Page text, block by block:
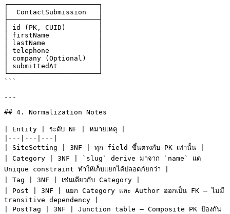
┌──────────────────────┐
│  ContactSubmission   │
├──────────────────────┤
│ id (PK, CUID)        │
│ firstName            │
│ lastName             │
│ telephone            │
│ company (Optional)   │
│ submittedAt          │
└──────────────────────┘
```
---
## 4. Normalization Notes
| Entity | ระดับ NF | หมายเหตุ |
|---|---|---|
| SiteSetting | 3NF | ทุก field ขึ้นตรงกับ PK เท่านั้น |
| Category | 3NF | `slug` derive มาจาก `name` แต่
Unique constraint ทำให้เก็บแยกได้ปลอดภัยกว่า |
| Tag | 3NF | เช่นเดียวกับ Category |
| Post | 3NF | แยก Category และ Author ออกเป็น FK — ไม่มี
transitive dependency |
| PostTag | 3NF | Junction table — Composite PK ป้องกัน